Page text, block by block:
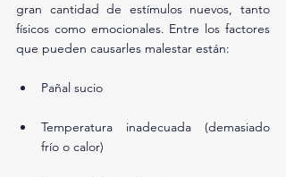
gran cantidad de estímulos nuevos, tanto
físicos como emocionales. Entre los factores
que pueden causarles malestar están:
Pañal sucio
Temperatura inadecuada (demasiado
frío o calor)